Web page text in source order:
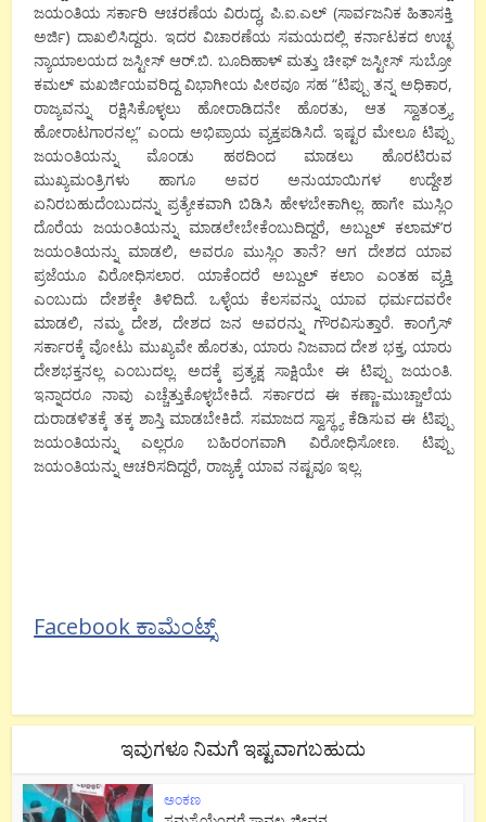
ಜಯಂತಿಯ ಸರ್ಕಾರಿ ಆಚರಣೆಯ ವಿರುದ್ಧ, ಪಿ.ಐ.ಎಲ್ (ಸಾರ್ವಜನಿಕ ಹಿತಾಸಕ್ತಿ
ಅರ್ಜಿ) ದಾಖಲಿಸಿದ್ದರು. ಇದರ ವಿಚಾರಣೆಯ ಸಮಯದಲ್ಲಿ ಕರ್ನಾಟಕದ ಉಚ್ಛ
ನ್ಯಾಯಾಲಯದ ಜಸ್ಟೀಸ್ ಆರ್.ಬಿ. ಬೂದಿಹಾಳ್ ಮತ್ತು ಚೀಫ್ ಜಸ್ಟೀಸ್ ಸುಬ್ರೋ
ಕಮಲ್ ಮಖರ್ಜಿಯವರಿದ್ದ ವಿಭಾಗೀಯ ಪೀಠವೂ ಸಹ “ಟಿಪ್ಪು ತನ್ನ ಅಧಿಕಾರ,
ರಾಜ್ಯವನ್ನು ರಕ್ಷಿಸಿಕೊಳ್ಳಲು ಹೋರಾಡಿದನೇ ಹೊರತು, ಆತ ಸ್ವಾತಂತ್ರ್ಯ
ಹೋರಾಟಗಾರನಲ್ಲ” ಎಂದು ಅಭಿಪ್ರಾಯ ವ್ಯಕ್ತಪಡಿಸಿದೆ. ಇಷ್ಟರ ಮೇಲೂ ಟಿಪ್ಪು
ಜಯಂತಿಯನ್ನು ಮೊಂಡು ಹಠದಿಂದ ಮಾಡಲು ಹೊರಟಿರುವ
ಮುಖ್ಯಮಂತ್ರಿಗಳು ಹಾಗೂ ಅವರ ಅನುಯಾಯಿಗಳ ಉದ್ದೇಶ
ಏನಿರಬಹುದೆಂಬುದನ್ನು ಪ್ರತ್ಯೇಕವಾಗಿ ಬಿಡಿಸಿ ಹೇಳಬೇಕಾಗಿಲ್ಲ. ಹಾಗೇ ಮುಸ್ಲಿಂ
ದೊರೆಯ ಜಯಂತಿಯನ್ನು ಮಾಡಲೇಬೇಕೆಂಬುದಿದ್ದರೆ, ಅಬ್ದುಲ್ ಕಲಾಮ್’ರ
ಜಯಂತಿಯನ್ನು ಮಾಡಲಿ, ಅವರೂ ಮುಸ್ಲಿಂ ತಾನೆ? ಆಗ ದೇಶದ ಯಾವ
ಪ್ರಜೆಯೂ ವಿರೋಧಿಸಲಾರ. ಯಾಕೆಂದರೆ ಅಬ್ದುಲ್ ಕಲಾಂ ಎಂತಹ ವ್ಯಕ್ತಿ
ಎಂಬುದು ದೇಶಕ್ಕೇ ತಿಳಿದಿದೆ. ಒಳ್ಳೆಯ ಕೆಲಸವನ್ನು ಯಾವ ಧರ್ಮದವರೇ
ಮಾಡಲಿ, ನಮ್ಮ ದೇಶ, ದೇಶದ ಜನ ಅವರನ್ನು ಗೌರವಿಸುತ್ತಾರೆ. ಕಾಂಗ್ರೆಸ್
ಸರ್ಕಾರಕ್ಕೆ ವೋಟು ಮುಖ್ಯವೇ ಹೊರತು, ಯಾರು ನಿಜವಾದ ದೇಶ ಭಕ್ತ, ಯಾರು
ದೇಶಭಕ್ತನಲ್ಲ ಎಂಬುದಲ್ಲ. ಅದಕ್ಕೆ ಪ್ರತ್ಯಕ್ಷ ಸಾಕ್ಷಿಯೇ ಈ ಟಿಪ್ಪು ಜಯಂತಿ.
ಇನ್ನಾದರೂ ನಾವು ಎಚ್ಚೆತ್ತುಕೊಳ್ಳಬೇಕಿದೆ. ಸರ್ಕಾರದ ಈ ಕಣ್ಣಾ-ಮುಚ್ಚಾಲೆಯ
ದುರಾಡಳಿತಕ್ಕೆ ತಕ್ಕ ಶಾಸ್ತಿ ಮಾಡಬೇಕಿದೆ. ಸಮಾಜದ ಸ್ವಾಸ್ಥ್ಯ ಕೆಡಿಸುವ ಈ ಟಿಪ್ಪು
ಜಯಂತಿಯನ್ನು ಎಲ್ಲರೂ ಬಹಿರಂಗವಾಗಿ ವಿರೋಧಿಸೋಣ. ಟಿಪ್ಪು
ಜಯಂತಿಯನ್ನು ಆಚರಿಸದಿದ್ದರೆ, ರಾಜ್ಯಕ್ಕೆ ಯಾವ ನಷ್ಟವೂ ಇಲ್ಲ.
Facebook ಕಾಮೆಂಟ್ಸ್
ಇವುಗಳೂ ನಿಮಗೆ ಇಷ್ಟವಾಗಬಹುದು
ಅಂಕಣ